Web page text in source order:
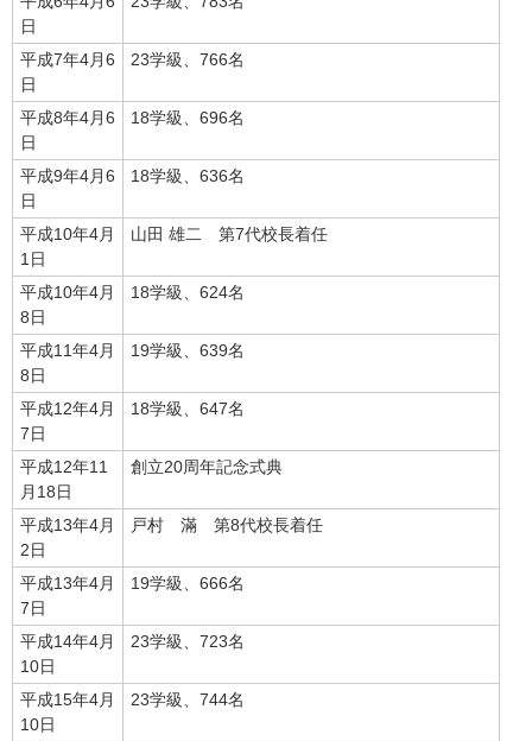
日
平成7年4月6
日
23学級、766名
平成8年4月6
日
18学級、696名
平成9年4月6
日
18学級、636名
平成10年4月
1日
山田 雄二 第7代校長着任
平成10年4月
8日
18学級、624名
平成11年4月
8日
19学級、639名
平成12年4月
7日
18学級、647名
平成12年11
月18日
創立20周年記念式典
平成13年4月
2日
戸村 滿 第8代校長着任
平成13年4月
7日
19学級、666名
平成14年4月
10日
23学級、723名
平成15年4月
10日
23学級、744名